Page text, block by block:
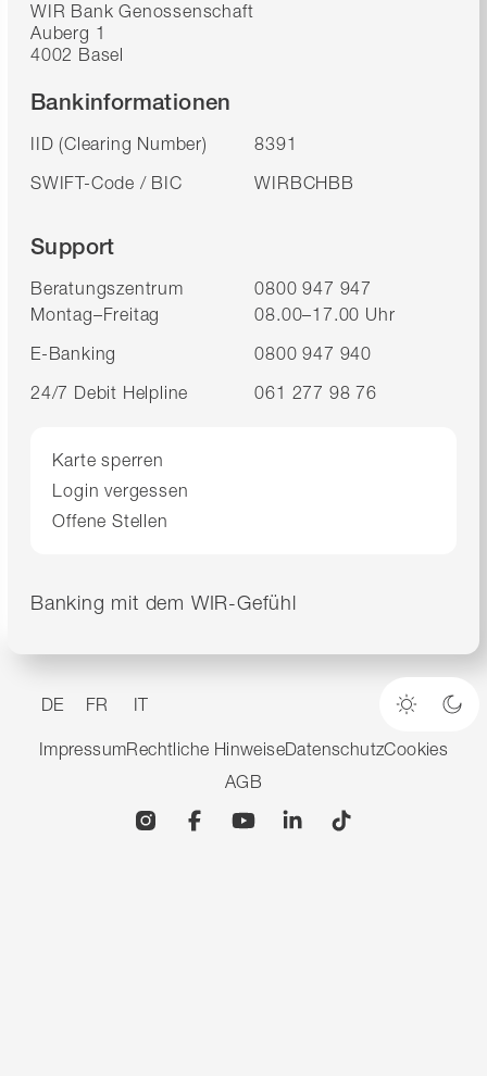
WIR Bank Genossenschaft
Auberg 1
4002 Basel
Bankinformationen
IID (Clearing Number)
8391
SWIFT-Code / BIC
WIRBCHBB
Support
Beratungszentrum
0800 947 947
Montag–Freitag
08.00–17.00 Uhr
E-Banking
0800 947 940
24/7 Debit Helpline
061 277 98 76
Karte sperren
Login vergessen
Offene Stellen
Banking mit dem WIR-Gefühl
DE FR IT
Heller
ImpressumRechtliche HinweiseDatenschutzCookies
AGB
InstagramFacebookYouTubeLinkedin